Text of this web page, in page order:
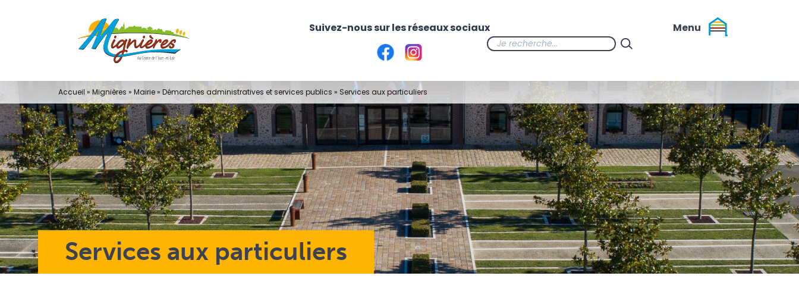
Services aux particuliers
Accueil » Mignières » Mairie» Démarches administratives et services publics » Services aux particuliers